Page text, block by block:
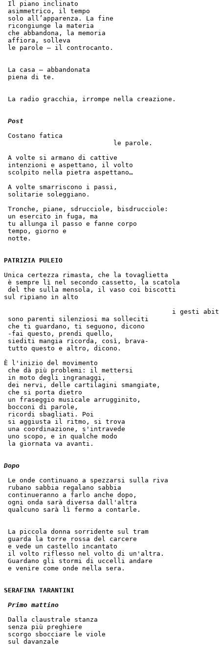
Il piano inclinato
asimmetrico, il tempo
solo all’apparenza. La fine
ricongiunge la materia
che abbandona, la memoria
affiora, solleva
le parole – il controcanto.
La casa – abbandonata
piena di te.
La radio gracchia, irrompe nella creazione.
Post
Costano fatica
                            le parole.
A volte si armano di cattive
intenzioni e aspettano, il volto
scolpito nella pietra aspettano…
A volte smarriscono i passi,
solitarie soleggiano.
Tronche, piane, sdrucciole, bisdrucciole:
un esercito in fuga, ma
tu allunga il passo e fanne corpo
tempo, giorno e
notte.
PATRIZIA PULEIO
Unica certezza rimasta, che la tovaglietta
è sempre lì nel secondo cassetto, la scatola
del the sulla mensola, il vaso coi biscotti
sul ripiano in alto
i gesti
sono parenti silenziosi ma solleciti
che ti guardano, ti seguono, dicono
-fai questo, prendi quello,
siediti mangia ricorda, così, brava-
tutto questo e altro, dicono.
È l'inizio del movimento
che dà più problemi: il mettersi
in moto degli ingranaggi,
dei nervi, delle cartilagini smangiate,
che si porta dietro
un fraseggio musicale arrugginito,
bocconi di parole,
ricordi sbagliati. Poi
si aggiusta il ritmo, si trova
una coordinazione, s'intravede
uno scopo, e in qualche modo
la giornata va avanti.
Dopo
Le onde continuano a spezzarsi sulla riva
rubano sabbia regalano sabbia
continueranno a farlo anche dopo,
ogni onda sarà diversa dall'altra
qualcuno sarà lì fermo a contarle.
La piccola donna sorridente sul tram
guarda la torre rossa del carcere
e vede un castello incantato
il volto riflesso nel volto di un'altra.
Guardano gli stormi di uccelli andare
e venire come onde nella sera.
SERAFINA TARANTINI
Primo mattino
Dalla claustrale stanza
senza più preghiere
scorgo sbocciare le viole
sul davanzale